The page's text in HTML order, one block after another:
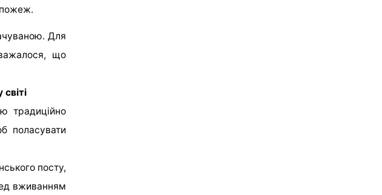
пожеж.
Для
що
традиційно
поласувати
посту,
вживанням